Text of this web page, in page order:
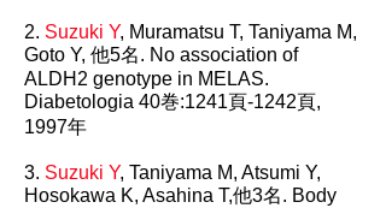
2. Suzuki Y, Muramatsu T, Taniyama M,
Goto Y, 他5名. No association of
ALDH2 genotype in MELAS.
Diabetologia 40巻:1241頁-1242頁,
1997年
3. Suzuki Y, Taniyama M, Atsumi Y,
Hosokawa K, Asahina T,他3名. Body